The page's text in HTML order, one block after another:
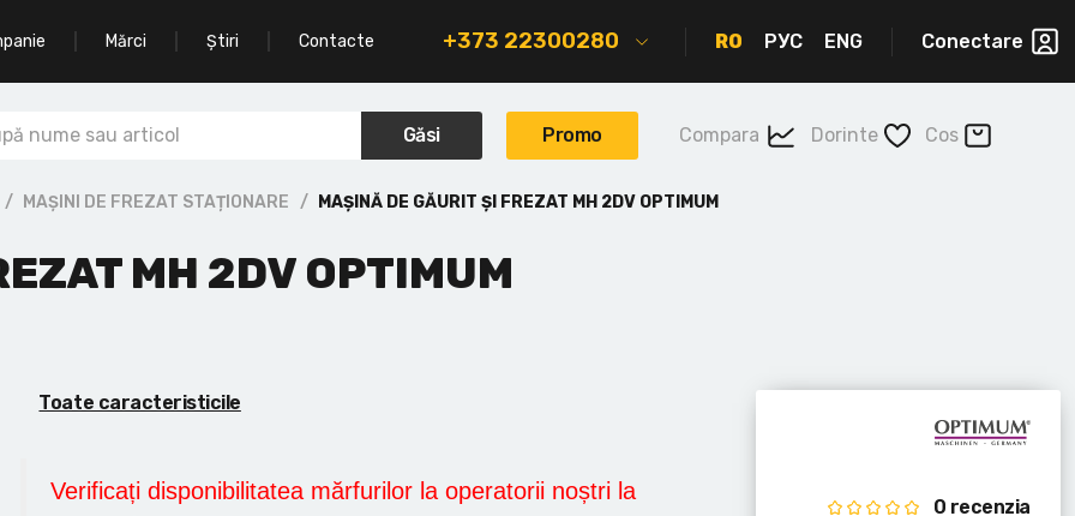
Mărci Știri Contacte +373 22300280 RO РУС ENG Conectare
Găsi Promo Compara Dorinte Cos
MAȘINI DE FREZAT STAȚIONARE MAȘINĂ DE GĂURIT ȘI FREZAT MH 2DV OPTIMUM
MH 2DV OPTIMUM
Toate caracteristicile
Verificați disponibilitatea mărfurilor la operatorii noștri la
0 recenzia